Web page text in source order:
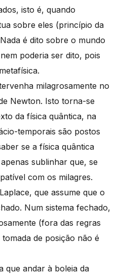
isto é, quando
sobre eles (princípio da
é dito sobre o mundo
poderia ser dito, pois
milagrosamente no
Newton. Isto torna-se
da física quântica, na
temporais são postos
se a física quântica
sublinhar que, se
com os milagres.
que assume que o
Num sistema fechado,
(fora das regras
de posição não é
andar à boleia da